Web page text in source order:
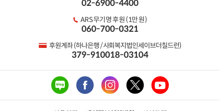
02-6900-4400
ARS 무기명 후원 (1만 원)
060-700-0321
후원계좌 (하나은행 / 사회복지법인세이브더칠드런)
379-910018-03104